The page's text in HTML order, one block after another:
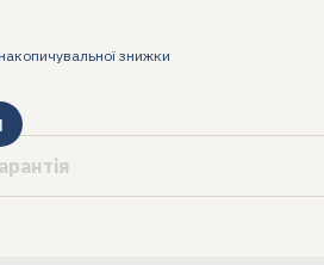
знижки